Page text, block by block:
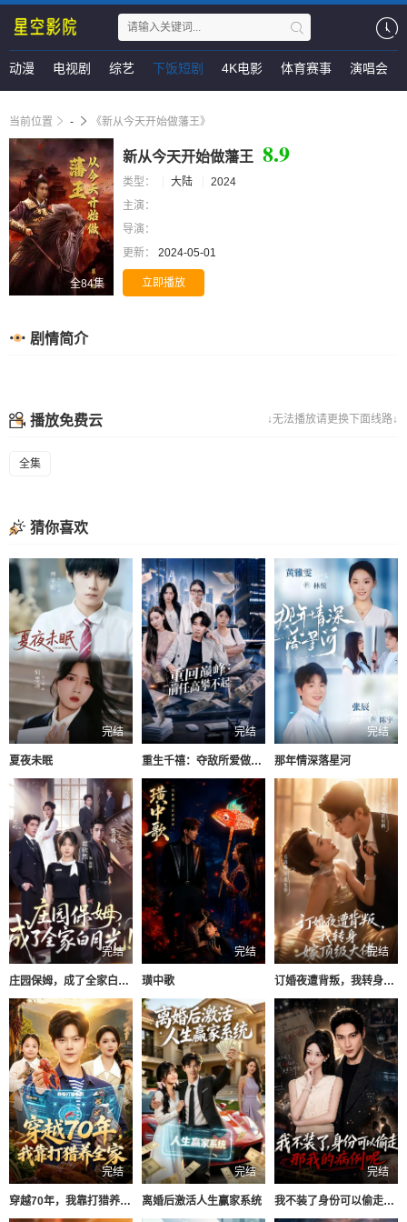
动漫 电视剧 综艺 下饭短剧 4K电影 体育赛事 演唱会
当前位置 - 《新从今天开始做藩王》
全84集
新从今天开始做藩王 8.9
类型： 大陆
2024
主演：
导演：
更新：
2024-05-01
立即播放
剧情简介
↓无法播放请更换下面线路↓
播放免费云
全集
猜你喜欢
完结
夏夜未眠
完结
重生千禧：夺敌所爱做首富
完结
那年情深落星河
完结
庄园保姆，成了全家白月光
完结
璜中歌
完结
订婚夜遭背叛，我转身嫁顶级大佬
完结
穿越70年，我靠打猎养全家
完结
离婚后激活人生赢家系统
完结
我不装了身份可以偷走那我的病例呢